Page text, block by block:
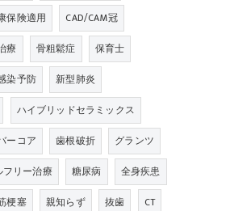
保険適用
CAD/CAM冠
療 骨粗鬆症
保育士
染予防
新型肺炎
ハイブリッドセラミックス
ーコア 歯根破折
グランツ
フリー治療 糖尿病
全身疾患
梗塞 親知らず 抜歯
CT